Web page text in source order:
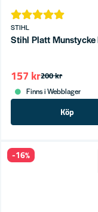
STIHL
Stihl Platt
200 kr
157 kr
Finns i Webblager
Köp
-16%